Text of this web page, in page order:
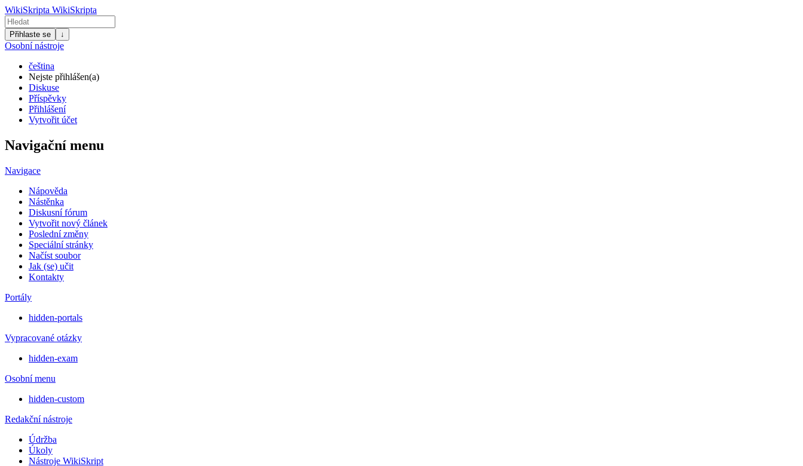
WikiSkripta WikiSkripta
Přihlaste se ↓
Osobní nástroje
čeština
Nejste přihlášen(a)
Diskuse
Příspěvky
Přihlášení
Vytvořit účet
Navigační menu
Navigace
Nápověda
Nástěnka
Diskusní fórum
Vytvořit nový článek
Poslední změny
Speciální stránky
Načíst soubor
Jak (se) učit
Kontakty
Portály
hidden-portals
Vypracované otázky
hidden-exam
Osobní menu
hidden-custom
Redakční nástroje
Údržba
Úkoly
Nástroje WikiSkript